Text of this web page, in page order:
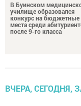
В Буинском
училище образовался
конкурс на бюджетные
места среди
после 9-го класса
ВЧЕРА, СЕГОДНЯ,